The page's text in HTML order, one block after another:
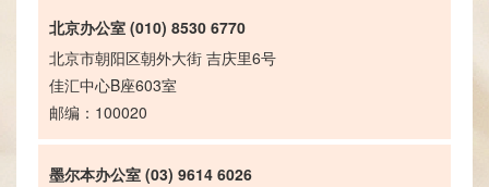
北京办公室 (010) 8530 6770
北京市朝阳区朝外大街 吉庆里6号
佳汇中心B座603室
邮编：100020
墨尔本办公室 (03) 9614 6026